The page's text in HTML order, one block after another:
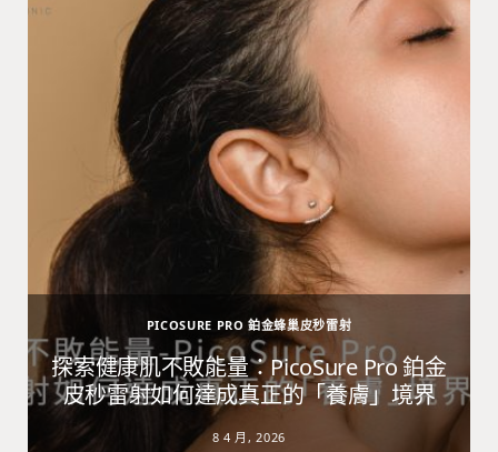
PICOSURE PRO 鉑金蜂巢皮秒雷射
探索健康肌不敗能量：PicoSure Pro 鉑金
皮秒雷射如何達成真正的「養膚」境界
8 4 月, 2026